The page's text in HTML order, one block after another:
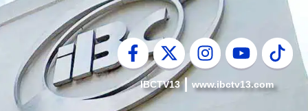
IBCTV13 www.ibctv13.com